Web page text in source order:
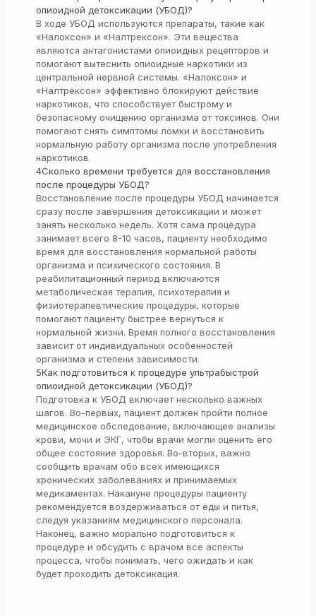
опиоидной детоксикации (УБОД)?
В ходе УБОД используются препараты, такие как
«Налоксон» и «Налтрексон». Эти вещества
являются антагонистами опиоидных рецепторов и
помогают вытеснить опиоидные наркотики из
центральной нервной системы. «Налоксон» и
«Налтрексон» эффективно блокируют действие
наркотиков, что способствует быстрому и
безопасному очищению организма от токсинов. Они
помогают снять симптомы ломки и восстановить
нормальную работу организма после употребления
наркотиков.
4Сколько времени требуется для восстановления
после процедуры УБОД?
Восстановление после процедуры УБОД начинается
сразу после завершения детоксикации и может
занять несколько недель. Хотя сама процедура
занимает всего 8-10 часов, пациенту необходимо
время для восстановления нормальной работы
организма и психического состояния. В
реабилитационный период включаются
метаболическая терапия, психотерапия и
физиотерапевтические процедуры, которые
помогают пациенту быстрее вернуться к
нормальной жизни. Время полного восстановления
зависит от индивидуальных особенностей
организма и степени зависимости.
5Как подготовиться к процедуре ультрабыстрой
опиоидной детоксикации (УБОД)?
Подготовка к УБОД включает несколько важных
шагов. Во-первых, пациент должен пройти полное
медицинское обследование, включающее анализы
крови, мочи и ЭКГ, чтобы врачи могли оценить его
общее состояние здоровья. Во-вторых, важно
сообщить врачам обо всех имеющихся
хронических заболеваниях и принимаемых
медикаментах. Накануне процедуры пациенту
рекомендуется воздерживаться от еды и питья,
следуя указаниям медицинского персонала.
Наконец, важно морально подготовиться к
процедуре и обсудить с врачом все аспекты
процесса, чтобы понимать, чего ожидать и как
будет проходить детоксикация.